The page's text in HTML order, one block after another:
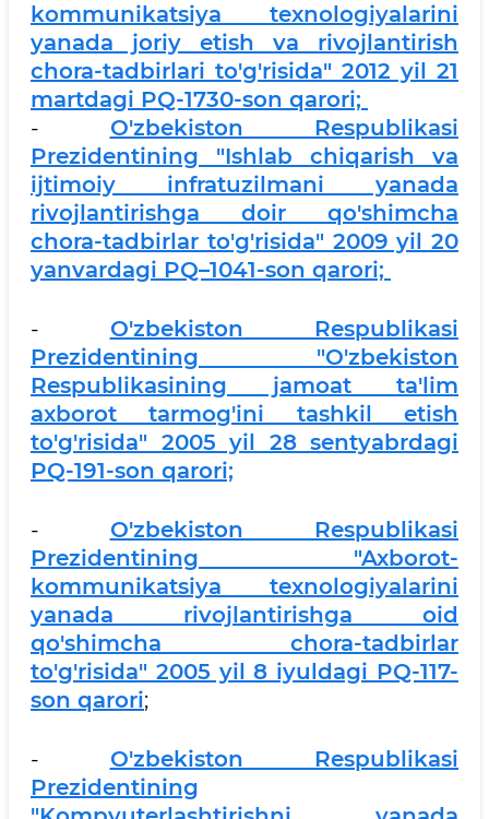
kommunikatsiya texnologiyalarini
yanada joriy etish va rivojlantirish
chora-tadbirlari to'g'risida" 2012 yil 21
martdagi PQ-1730-son qarori;
- O'zbekiston Respublikasi
Prezidentining "Ishlab chiqarish va
ijtimoiy infratuzilmani yanada
rivojlantirishga doir qo'shimcha
chora-tadbirlar to'g'risida" 2009 yil 20
yanvardagi PQ–1041-son qarori;
- O'zbekiston Respublikasi
Prezidentining "O'zbekiston
Respublikasining jamoat ta'lim
axborot tarmog'ini tashkil etish
to'g'risida" 2005 yil 28 sentyabrdagi
PQ-191-son qarori;
- O'zbekiston Respublikasi
Prezidentining "Axborot-
kommunikatsiya texnologiyalarini
yanada rivojlantirishga oid
qo'shimcha chora-tadbirlar
to'g'risida" 2005 yil 8 iyuldagi PQ-117-
son qarori;
- O'zbekiston Respublikasi
Prezidentining